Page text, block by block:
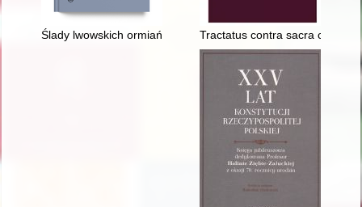
Ślady lwowskich ormiańskich księgozbiorów w zasobach
Tractatus contra sacra concilia